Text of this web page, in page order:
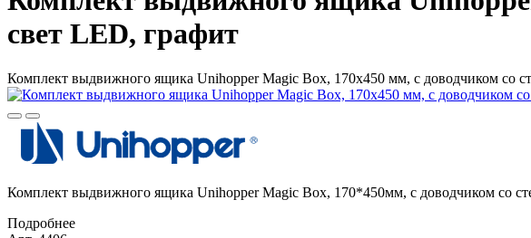
свет LED, графит
Комплект выдвижного ящика Unihopper Magic Box, 170x450 мм, с доводчиком со
Комплект выдвижного ящика Unihopper Magic Box, 170*450мм, с доводчиком со
Подробнее